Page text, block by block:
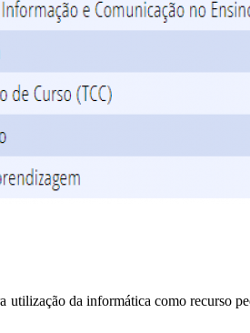
utilização da informática como recurso